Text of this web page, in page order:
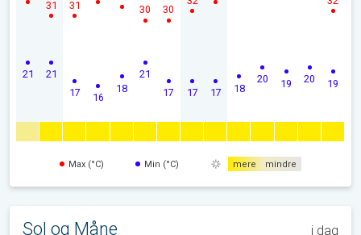
21 21
31
17
31
16
18
21
30
17
30
17 17 18
20 19 20 19
Max (°C) Min (°C) mere mindre
Sol og Måne i dag